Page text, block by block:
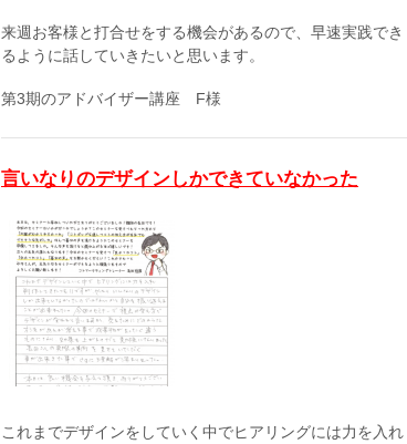
来週お客様と打合せをする機会があるので、早速実践でき
るように話していきたいと思います。
第3期のアドバイザー講座 F様
言いなりのデザインしかできていなかった
これまでデザインをしていく中でヒアリングには力を入れ